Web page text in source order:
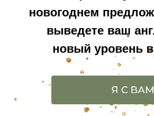
новогоднем
выведете ваш
новый уровень в